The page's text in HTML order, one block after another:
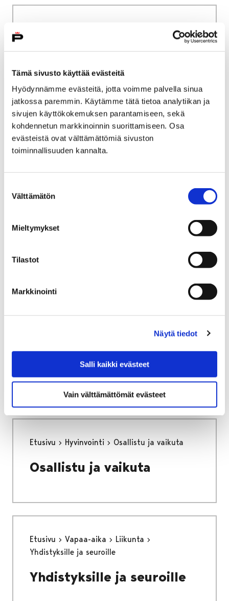
Tämä sivusto käyttää evästeitä
Hyödynnämme evästeitä, jotta voimme palvella sinua
jatkossa paremmin. Käytämme tätä tietoa analytiikan ja
sivujen käyttökokemuksen parantamiseen, sekä
kohdennetun markkinoinnin suorittamiseen. Osa
evästeistä ovat välttämättömiä sivuston
toiminnallisuuden kannalta.
valinta
Välttämätön
Mieltymykset
Tilastot
Markkinointi
Näytä tiedot
Salli kaikki evästeet
Vain välttämättömät evästeet
Tilastotietoa Pohjois-Porista
Tilastotietoa Pohjois-
Porista
Etusivu Kaupunki ja hallinto
Ota yhteyttä
Porin kaupungin asiakaspalvelu
Bussiliput ja aikataulut
Kaapeli- ja johtokartat
Etusivu Hyvinvointi Osallistu ja vaikuta
Osallistu ja vaikuta
Etusivu Vapaa-aika
Liikunta
Yhdistyksille ja seuroille
Yhdistyksille ja seuroille